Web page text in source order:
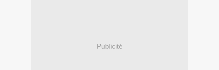
Publicité